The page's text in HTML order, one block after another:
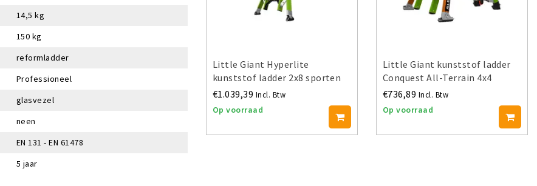
14,5 kg
150 kg
reformladder
Professioneel
glasvezel
neen
EN 131 - EN 61478
5 jaar
Little Giant Hyperlite
kunststof ladder 2x8 sporten
€1.039,39 Incl. Btw
Op voorraad
Little Giant kunststof ladder
Conquest All-Terrain 4x4
€736,89 Incl. Btw
Op voorraad